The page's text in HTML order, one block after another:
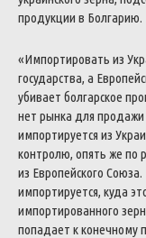
продукции в Болгарию.
«Импортировать из
государства, а
убивает болгарское
нет рынка для продажи
импортируется из
контролю, опять же по
из Европейского Союза.
импортируется, куда
импортированного
попадает кконечному